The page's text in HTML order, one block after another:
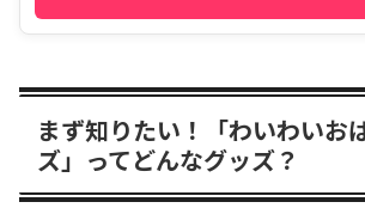
まず知りたい！「わいわいお
ズ」ってどんなグッズ？